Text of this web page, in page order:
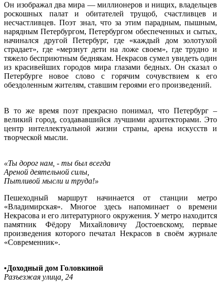
Он изображал два мира — миллионеров и нищих, владельцев
роскошных палат и обитателей трущоб, счастливцев и
несчастливцев. Поэт знал, что за этим парадным, пышным,
нарядным Петербургом, Петербургом обеспеченных и сытых,
начинался другой Петербург, где «каждый дом золотухой
страдает», где «мерзнут дети на ложе своем», где трудно и
тяжело бесприютным беднякам. Некрасов сумел увидеть один
из красивейших городов мира глазами бедных. Он сказал о
Петербурге новое слово с горячим сочувствием к его
обездоленным жителям, ставшим героями его произведений.
В то же время поэт прекрасно понимал, что Петербург –
великий город, создававшийся лучшими архитекторами. Это
центр интеллектуальной жизни страны, арена искусств и
творческой мысли.
«Ты дорог нам, - ты был всегда
Ареной деятельной силы,
Пытливой мысли и труда!»
Пешеходный маршрут начинается от станции метро
«Владимирская». Многое здесь напоминает о времени
Некрасова и его литературного окружения. У метро находится
памятник Фёдору Михайловичу Достоевскому, первые
произведения которого печатал Некрасов в своём журнале
«Современник».
•Доходный дом Головкиной
Разъезжая улица, 24